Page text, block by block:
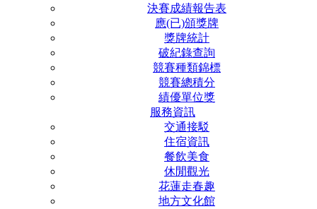
決賽成績報告表
應(已)頒獎牌
獎牌統計
破紀錄查詢
競賽種類錦標
競賽總積分
績優單位獎
服務資訊
交通接駁
住宿資訊
餐飲美食
休閒觀光
花蓮走春趣
地方文化館